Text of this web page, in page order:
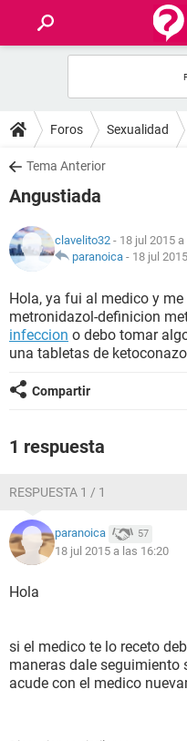
FOROS
SALUD
FAMILIA
NUTRICIÓN
BIENESTAR
SEXUALIDAD
GLOSARIO
Foros Sexualidad
Tema Anterior
Angustiada
clavelito32 - 18 jul 2015
paranoica - 18 jul
Hola, ya fui al medico y
metronidazol-definicion
infeccion o debo tomar
una tabletas de
Compartir
1 respuesta
RESPUESTA 1 / 1
paranoica 57
18 jul 2015 a las 16:20
Hola
si el medico te lo receto
maneras dale seguimiento
acude con el medico